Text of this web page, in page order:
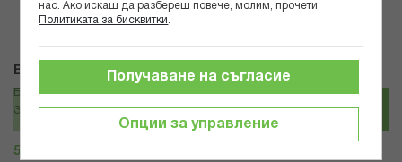
B-Max
Б МАКС 10466/10473 ТАМПОНИ
ЗА ГРИМ 24 БР.
5,93 € / 11.60 лв.
Seni
СЕНИ ПОДЛОЖКИ УРО ПЛЮС
ЖЕНИ Х 15
нас. Ако искаш да разбереш повече, молим, прочети
Политиката за бисквитки
Опции за управление
Получаване на съгласие